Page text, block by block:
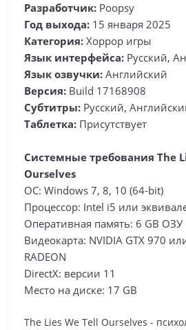
Разработчик: Poopsy
Год выхода: 15 января 2025
Категория: Хоррор игры
Язык интерфейса: Русский,
Язык озвучки: Английский
Версия: Build 17168908
Субтитры: Русский,
Таблетка: Присутствует
Системные требования The
Ourselves
ОС: Windows 7, 8, 10 (64-bit)
Процессор: Intel i5 или
Оперативная память: 6 GB ОЗУ
Видеокарта: NVIDIA GTX 970
RADEON
DirectX: версии 11
Место на диске: 17 GB
The Lies We Tell Ourselves -